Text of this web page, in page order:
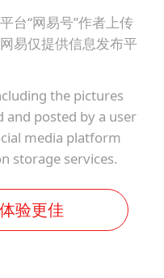
台“网易号”作者上传
易仅提供信息发布平
the pictures
and posted by a user
media platform
storage services.
验更佳